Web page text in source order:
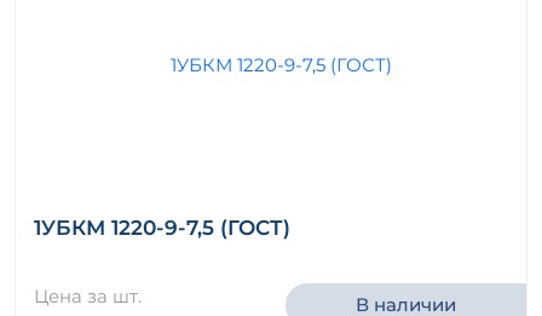
1УБКМ 1220-9-7,5 (ГОСТ)
Цена за шт. В наличии